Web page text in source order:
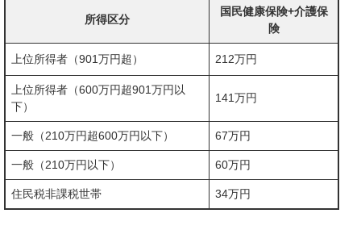
所得区分
国民健康保険+介護保
険
上位所得者（901万円超） 212万円
上位所得者（600万円超901万円以
下）
141万円
一般（210万円超600万円以下） 67万円
一般（210万円以下） 60万円
住民税非課税世帯 34万円